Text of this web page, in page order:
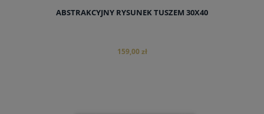
ABSTRAKCYJNY RYSUNEK TUSZEM 30X40
159,00 zł